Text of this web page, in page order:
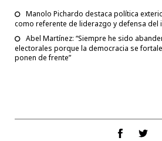
Manolo Pichardo destaca política
como referente de liderazgo y defensa del
Abel Martínez: “Siempre he sido
electorales porque la democracia se
ponen de frente”